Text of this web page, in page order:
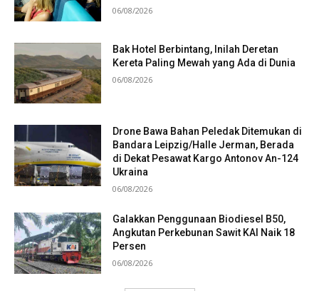
06/08/2026
Bak Hotel Berbintang, Inilah Deretan
Kereta Paling Mewah yang Ada di Dunia
06/08/2026
Drone Bawa Bahan Peledak Ditemukan di
Bandara Leipzig/Halle Jerman, Berada
di Dekat Pesawat Kargo Antonov An-124
Ukraina
06/08/2026
Galakkan Penggunaan Biodiesel B50,
Angkutan Perkebunan Sawit KAI Naik 18
Persen
06/08/2026